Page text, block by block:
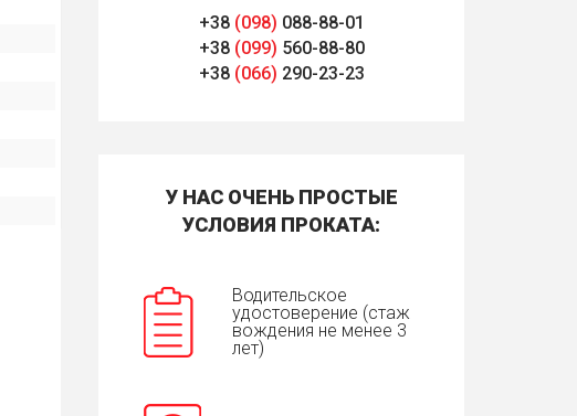
+38 (098) 088-88-01
+38 (099) 560-88-80
+38 (066) 290-23-23
У НАС ОЧЕНЬ ПРОСТЫЕ
УСЛОВИЯ ПРОКАТА:
Водительское
удостоверение (стаж
вождения не менее 3
лет)